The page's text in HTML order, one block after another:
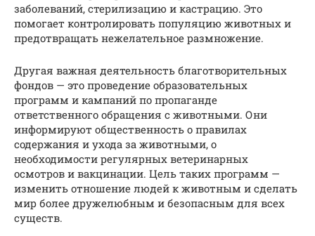
заболеваний, стерилизацию и кастрацию. Это
помогает контролировать популяцию животных и
предотвращать нежелательное размножение.
Другая важная деятельность благотворительных
фондов — это проведение образовательных
программ и кампаний по пропаганде
ответственного обращения с животными. Они
информируют общественность о правилах
содержания и ухода за животными, о
необходимости регулярных ветеринарных
осмотров и вакцинации. Цель таких программ —
изменить отношение людей к животным и сделать
мир более дружелюбным и безопасным для всех
существ.